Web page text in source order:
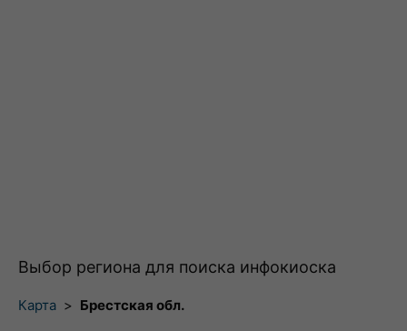
Выбор региона для поиска инфокиоска
Карта > Брестская обл.